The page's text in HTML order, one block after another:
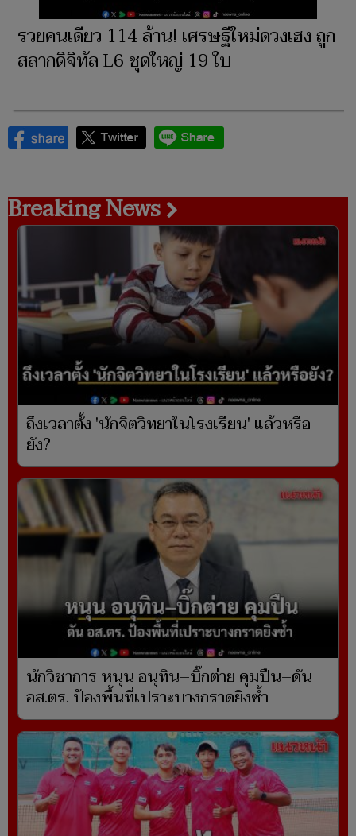
รวยคนเดียว 114 ล้าน! เศรษฐีใหม่ดวงเฮง ถูก
สลากดิจิทัล L6 ชุดใหญ่ 19 ใบ
Breaking News
ถึงเวลาตั้ง 'นักจิตวิทยาในโรงเรียน' แล้วหรือ
ยัง?
นักวิชาการ หนุน อนุทิน–บิ๊กต่าย คุมปืน–ดัน
อส.ตร. ป้องพื้นที่เปราะบางกราดยิงซ้ำ